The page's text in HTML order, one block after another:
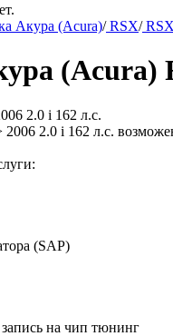
Акура (Acura)/RSX/
(Acura)
2.0 i 162 л.с.
(SAP)
на чип тюнинг